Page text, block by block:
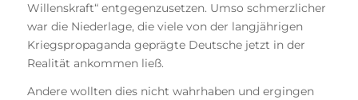
Willenskraft“ entgegenzusetzen. Umso schmerzlicher
war die Niederlage, die viele von der langjährigen
Kriegspropaganda geprägte Deutsche jetzt in der
Realität ankommen ließ.
Andere wollten dies nicht wahrhaben und ergingen